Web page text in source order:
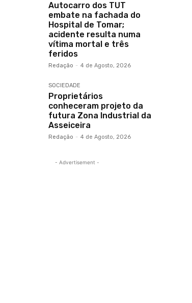
Autocarro dos TUT
embate na fachada do
Hospital de Tomar;
acidente resulta numa
vítima mortal e três
feridos
Redação - 4 de Agosto, 2026
SOCIEDADE
Proprietários
conheceram projeto da
futura Zona Industrial da
Asseiceira
Redação - 4 de Agosto, 2026
- Advertisement -